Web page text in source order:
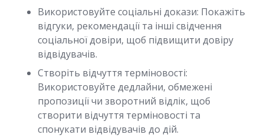
Використовуйте соціальні докази: Покажіть
відгуки, рекомендації та інші свідчення
соціальної довіри, щоб підвищити довіру
відвідувачів.
Створіть відчуття терміновості:
Використовуйте дедлайни, обмежені
пропозиції чи зворотний відлік, щоб
створити відчуття терміновості та
спонукати відвідувачів до дій.